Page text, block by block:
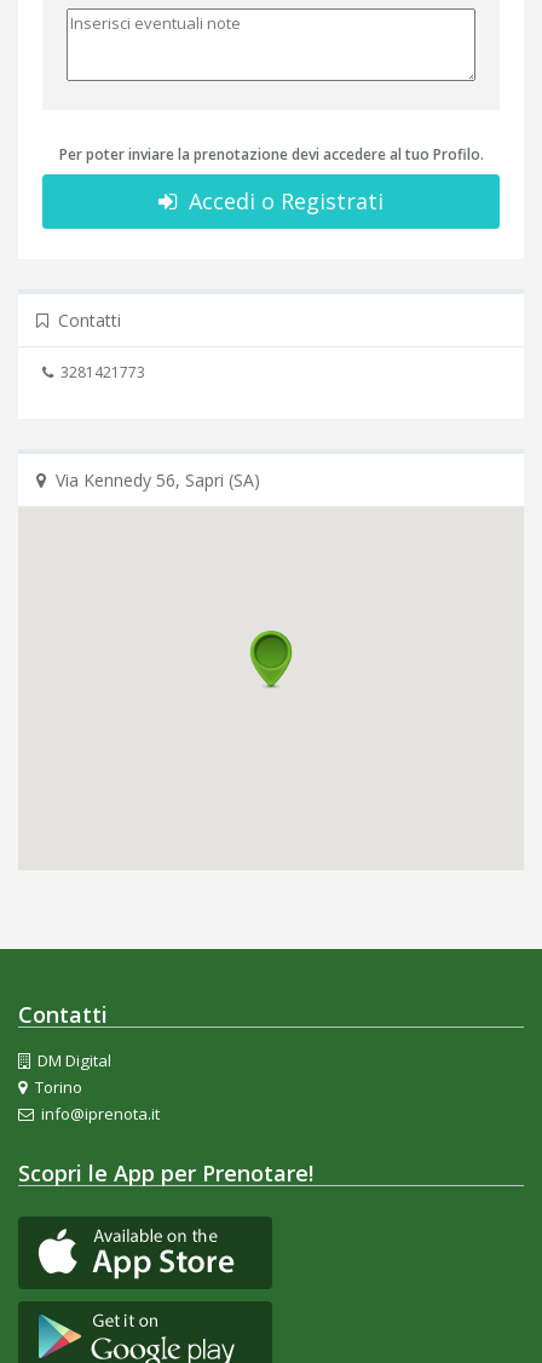
Per poter inviare la prenotazione devi accedere al tuo Profilo.
Accedi o Registrati
Contatti
Via Kennedy 56, Sapri (SA)
Contatti
DM Digital
Torino
info@iprenota.it
Scopri le App per Prenotare!